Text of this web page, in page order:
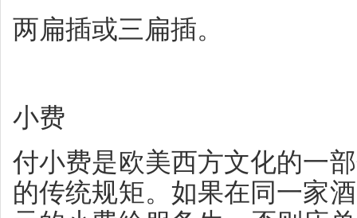
两扁插或三扁插。
小费
付小费是欧美西方文化的一
的传统规矩。如果在同一家